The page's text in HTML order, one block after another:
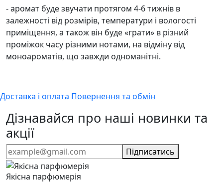
- аромат буде звучати протягом 4-6 тижнів в
залежності від розмірів, температури і вологості
приміщення, а також він буде «грати» в різний
проміжок часу різними нотами, на відміну від
моноароматів, що завжди одноманітні.
Доставка і оплата Повернення та обмін
Дізнавайся про наші новинки та
акції
Підписатись
Якісна парфюмерія